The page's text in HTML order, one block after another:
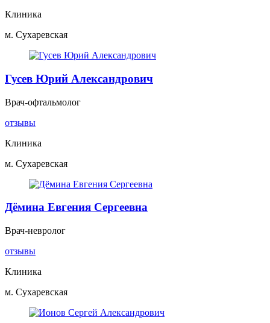
Клиника
м. Сухаревская
Гусев Юрий Александрович
Врач-офтальмолог
отзывы
Клиника
м. Сухаревская
Дёмина Евгения Сергеевна
Врач-невролог
отзывы
Клиника
м. Сухаревская